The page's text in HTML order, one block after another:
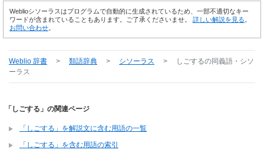
Weblioシソーラスはプログラムで自動的に生成されているため、一部不適切なキー
ワードが含まれていることもあります。ご了承くださいませ。 詳しい解説を見る
お問い合わせ
Weblio 辞書 > 類語辞典 > シソーラス > しごするの同義語・シソ
ーラス
「しごする」の関連ページ
「しごする」を解説文に含む用語の一覧
「しごする」を含む用語の索引